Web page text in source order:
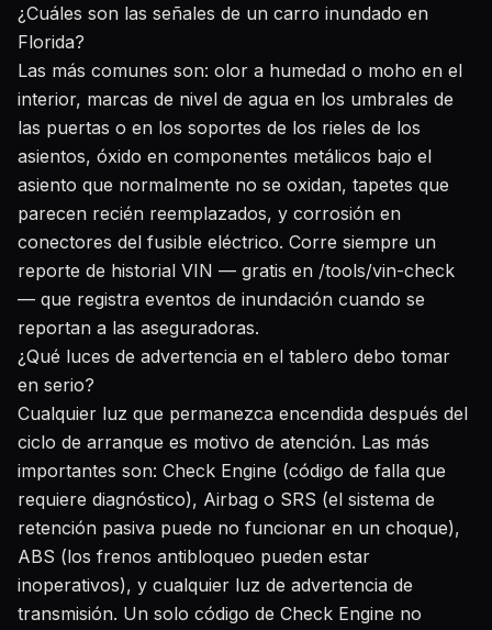
¿Cuáles son las señales de un carro inundado en
Florida?
Las más comunes son: olor a humedad o moho en el
interior, marcas de nivel de agua en los umbrales de
las puertas o en los soportes de los rieles de los
asientos, óxido en componentes metálicos bajo el
asiento que normalmente no se oxidan, tapetes que
parecen recién reemplazados, y corrosión en
conectores del fusible eléctrico. Corre siempre un
reporte de historial VIN — gratis en /tools/vin-check
— que registra eventos de inundación cuando se
reportan a las aseguradoras.
¿Qué luces de advertencia en el tablero debo tomar
en serio?
Cualquier luz que permanezca encendida después del
ciclo de arranque es motivo de atención. Las más
importantes son: Check Engine (código de falla que
requiere diagnóstico), Airbag o SRS (el sistema de
retención pasiva puede no funcionar en un choque),
ABS (los frenos antibloqueo pueden estar
inoperativos), y cualquier luz de advertencia de
transmisión. Un solo código de Check Engine no